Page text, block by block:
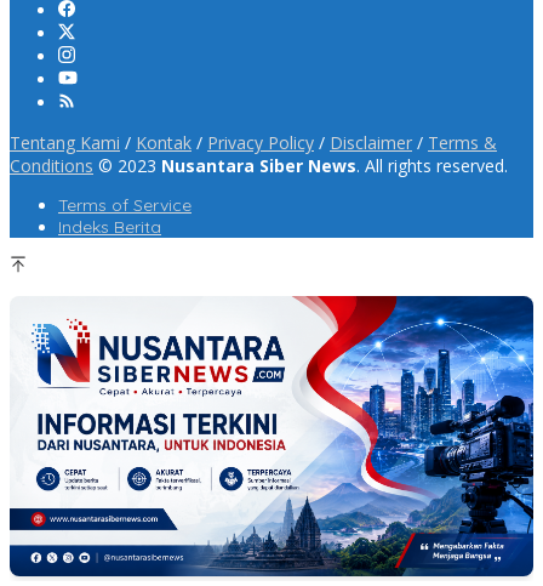
Tentang Kami / Kontak / Privacy Policy / Disclaimer / Terms &
Conditions © 2023 Nusantara Siber News. All rights reserved.
Terms of Service
Indeks Berita